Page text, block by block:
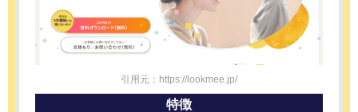
引用元：https://lookmee.jp/
特徴